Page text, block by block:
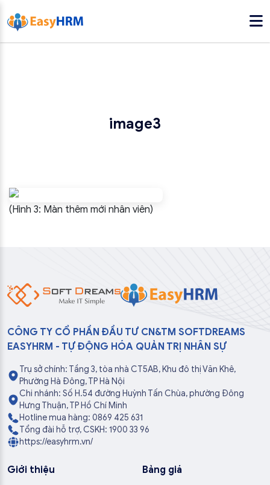
image3
(Hình 3: Màn thêm mới nhân viên)
CÔNG TY CỔ PHẦN ĐẦU TƯ CN&TM SOFTDREAMS
EASYHRM - TỰ ĐỘNG HÓA QUẢN TRỊ NHÂN SỰ
Trụ sở chính: Tầng 3, tòa nhà CT5AB, Khu đô thị Văn Khê,
Phường Hà Đông, TP Hà Nội
Chi nhánh: Số H.54 đường Huỳnh Tấn Chùa, phường Đông
Hưng Thuận, TP Hồ Chí Minh
Hotline mua hàng: 0869 425 631
Tổng đài hỗ trợ, CSKH: 1900 33 96
https://easyhrm.vn/
Giới thiệu Bảng giá